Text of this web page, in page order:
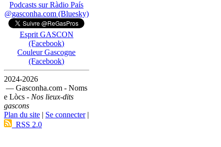
Podcasts sur Ràdio País
@gasconha.com (Bluesky)
Esprit GASCON
(Facebook)
Couleur Gascogne
(Facebook)
2024-2026
— Gasconha.com - Noms
e Lòcs - Nos lieux-dits
gascons
Plan du site | Se connecter|
RSS 2.0